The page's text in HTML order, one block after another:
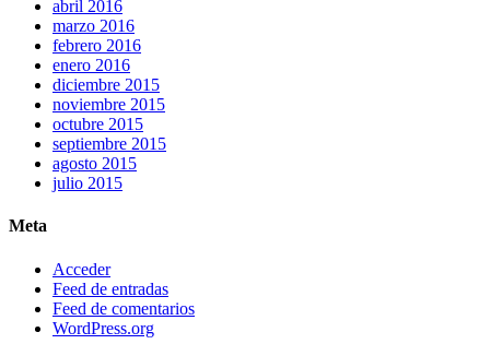
abril 2016
marzo 2016
febrero 2016
enero 2016
diciembre 2015
noviembre 2015
octubre 2015
septiembre 2015
agosto 2015
julio 2015
Meta
Acceder
Feed de entradas
Feed de comentarios
WordPress.org